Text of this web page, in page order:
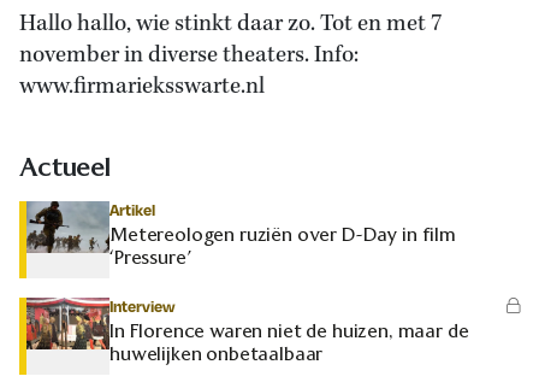
Hallo hallo, wie stinkt daar zo. Tot en met 7
november in diverse theaters. Info:
www.firmarieksswarte.nl
Actueel
Artikel
Metereologen ruziën over D-Day in film
‘Pressure’
Interview
In Florence waren niet de huizen, maar de
huwelijken onbetaalbaar